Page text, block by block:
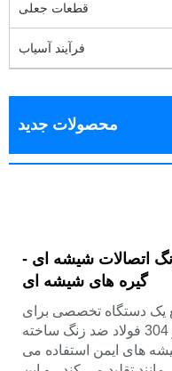
قطعات جعلی
فرآیند آسیاب
محصولات جدید
اتصالات شیشه ای -
گیره های شیشه ای
یک دستگاه تخصصی برای
بستن است که به طور معمول از 304 فولاد ضد زنگ ساخته
های ایمن استفاده می